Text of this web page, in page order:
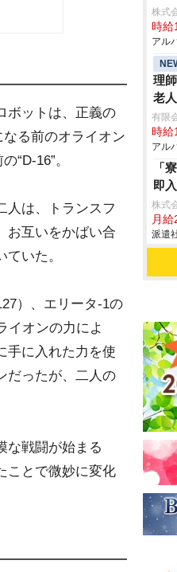
ボットは、正義の
る前のオライオン
“D-16”。
人は、トランスフ
お互いをかばい合
いた。
）、エリータ-1の
イオンの力によ
手に入れた力を使
だったが、二人の
な戦闘が始まる
ことで微妙に変化
株式
時給
アル
理
老
有限
時給
アル
「
即
株式
月
派遣